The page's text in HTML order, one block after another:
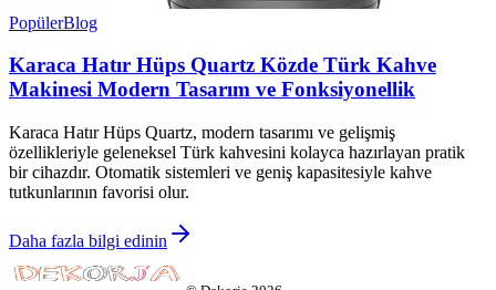
PopülerBlog
Karaca Hatır Hüps Quartz Közde Türk Kahve
Makinesi Modern Tasarım ve Fonksiyonellik
Karaca Hatır Hüps Quartz, modern tasarımı ve gelişmiş
özellikleriyle geleneksel Türk kahvesini kolayca hazırlayan pratik
bir cihazdır. Otomatik sistemleri ve geniş kapasitesiyle kahve
tutkunlarının favorisi olur.
Daha fazla bilgi edinin